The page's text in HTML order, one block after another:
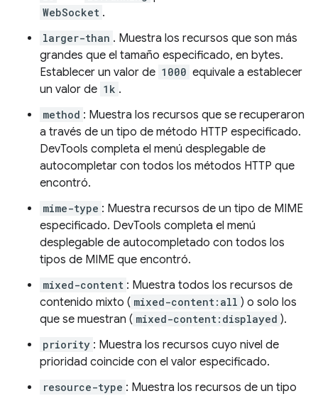
WebSocket .
larger-than . Muestra los recursos que son más
grandes que el tamaño especificado, en bytes.
Establecer un valor de 1000 equivale a establecer
un valor de 1k .
method : Muestra los recursos que se recuperaron
a través de un tipo de método HTTP especificado.
DevTools completa el menú desplegable de
autocompletar con todos los métodos HTTP que
encontró.
mime-type : Muestra recursos de un tipo de MIME
especificado. DevTools completa el menú
desplegable de autocompletado con todos los
tipos de MIME que encontró.
mixed-content : Muestra todos los recursos de
contenido mixto ( mixed-content:all ) o solo los
que se muestran ( mixed-content:displayed ).
priority : Muestra los recursos cuyo nivel de
prioridad coincide con el valor especificado.
resource-type : Muestra los recursos de un tipo